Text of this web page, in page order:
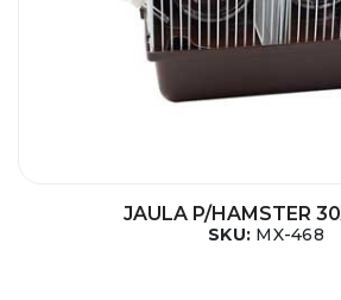
JAULA P/HAMSTER
SKU: MX-468